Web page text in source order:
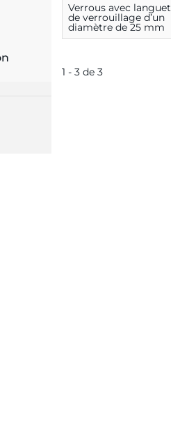
Verrous avec
de verrouillage d’un
diamètre de 25 mm
1 - 3 de 3